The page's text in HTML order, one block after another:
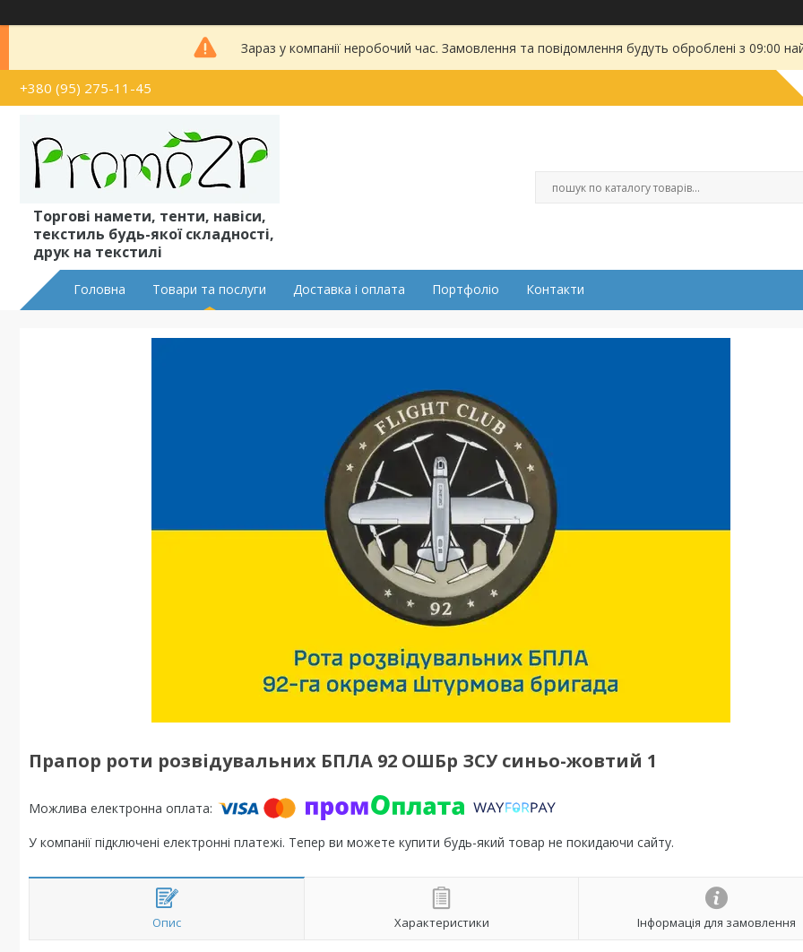
Зараз у компанії неробочий час. Замовлення та повідомлення будуть оброблені з 09:00
+380 (95) 275-11-45
Торгові намети, тенти, навіси,
текстиль будь-якої складності,
друк на текстилі
Головна Товари та послуги Доставка і оплата Портфоліо Контакти
Прапор роти розвідувальних БПЛА 92 ОШБр ЗСУ синьо-жовтий 1
У компанії підключені електронні платежі. Тепер ви можете купити будь-який товар не покидаючи сайту.
Опис Характеристики Інформація для замовлення